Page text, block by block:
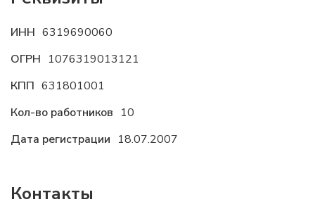
ИНН 6319690060
ОГРН 1076319013121
КПП 631801001
Кол-во работников 10
Дата регистрации 18.07.2007
Контакты